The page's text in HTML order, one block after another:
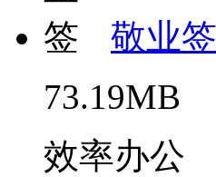
敬业签
73.19MB
效率办公